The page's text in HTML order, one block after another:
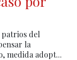
del
la
medida adopt...